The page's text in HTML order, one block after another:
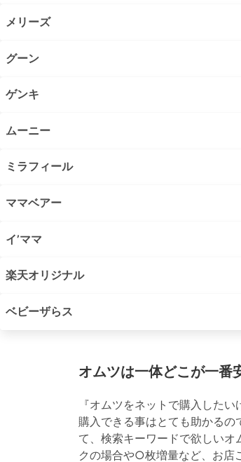
メリーズ
グーン
ゲンキ
ムーニー
ミラフィール
ママベアー
イ’ママ
楽天オリジナル
ベビーザらス
オムツは一体どこが一番
『オムツをネットで購入した
購入できる事はとても助かる
て、検索キーワードで欲しい
クの場合や○枚増量など、お店